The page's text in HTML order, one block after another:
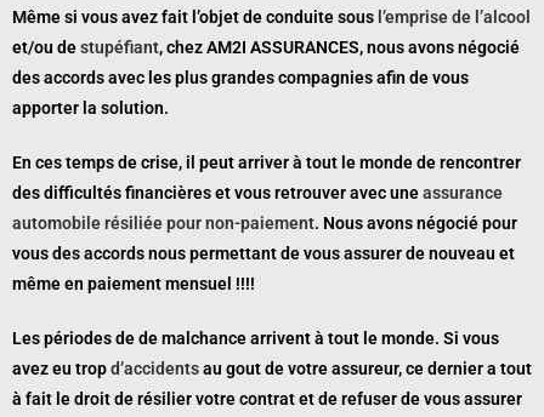
Même si vous avez fait l’objet de conduite sous l’emprise de l’alcool
et/ou destupéfiant, chez AM2I ASSURANCES, nous avons négocié
des accords avec les plus grandes compagnies afin de vous
apporter la solution.
En ces temps de crise, il peut arriver à tout le monde de rencontrer
des difficultés financières et vous retrouver avec uneassurance
automobile résiliée pour non-paiement. Nous avons négocié pour
vous des accords nous permettant de vous assurer de nouveau et
même en paiement mensuel !!!!
Les périodes de de malchance arrivent à tout le monde. Si vous
avez eu tropd’accidentsau gout de votre assureur, ce dernier a tout
à fait le droit de résilier votre contrat et de refuser de vous assurer